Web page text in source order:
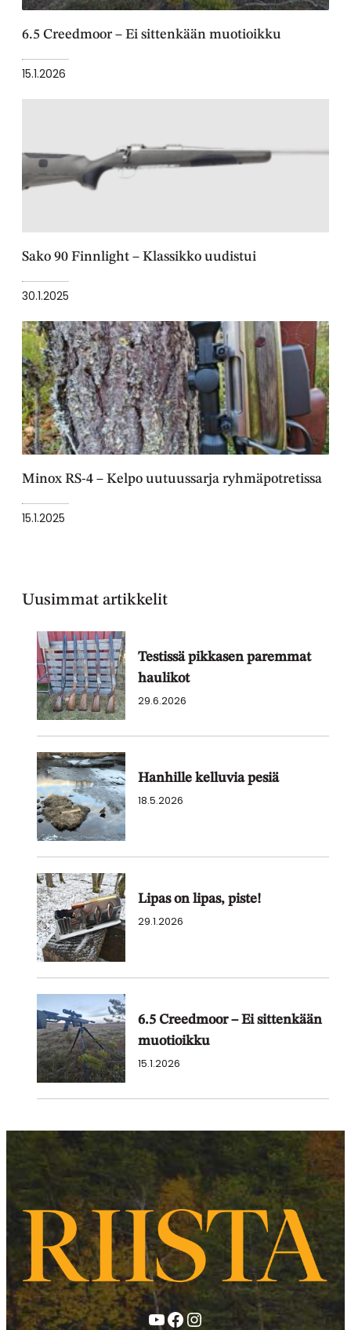
6.5 Creedmoor – Ei sittenkään muotioikku
15.1.2026
Sako 90 Finnlight – Klassikko uudistui
30.1.2025
Minox RS-4 – Kelpo uutuussarja ryhmäpotretissa
15.1.2025
Uusimmat artikkelit
Testissä pikkasen paremmat
haulikot
29.6.2026
Hanhille kelluvia pesiä
18.5.2026
Lipas on lipas, piste!
29.1.2026
6.5 Creedmoor – Ei sittenkään
muotioikku
15.1.2026
YouTube
Facebook
Instagram